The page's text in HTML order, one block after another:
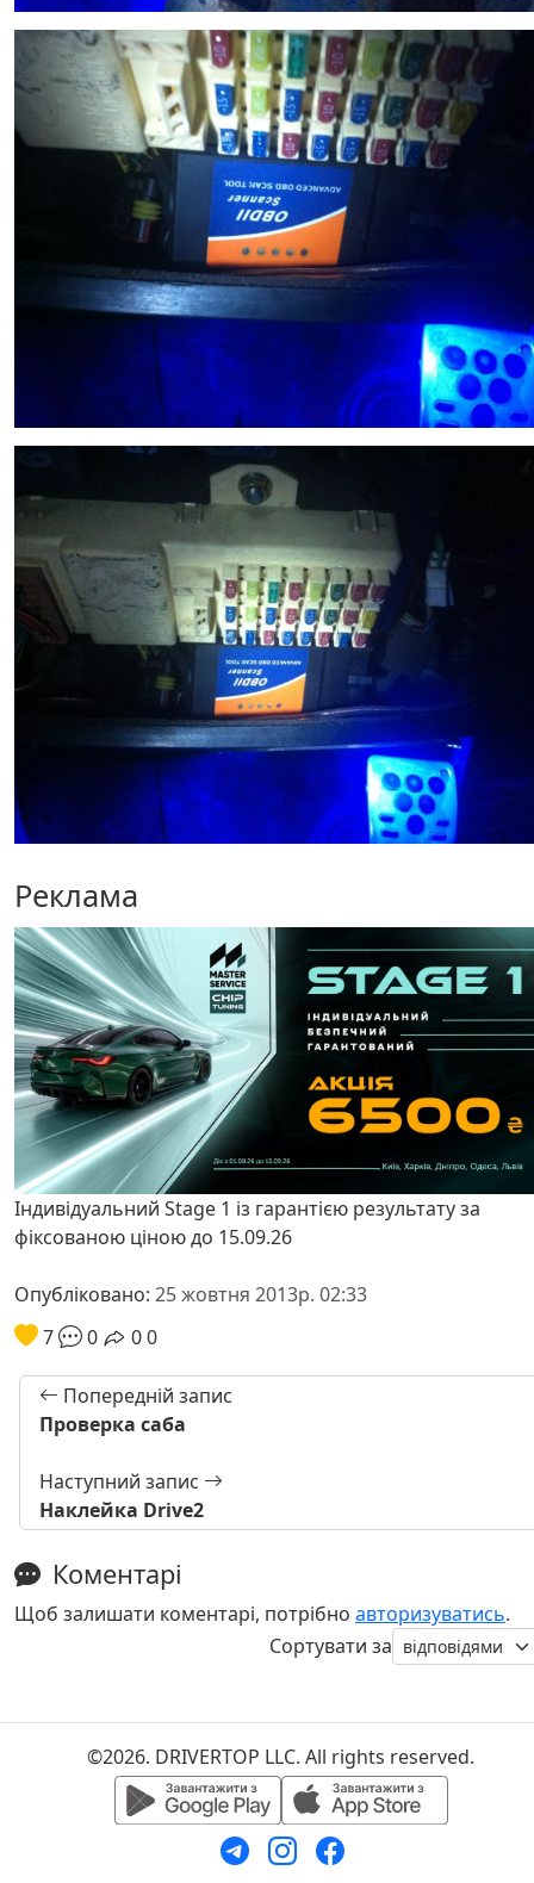
Реклама
Індивідуальний Stage 1 із гарантією результату за
фіксованою ціною до 15.09.26
Опубліковано: 25 жовтня 2013р. 02:33
7
0 00
Попередній запис
Проверка саба
Наступний запис
Наклейка Drive2
Коментарі
Щоб залишати коментарі, потрібно авторизуватись.
Сортувати за
©2026. DRIVERTOP LLC. All rights reserved.